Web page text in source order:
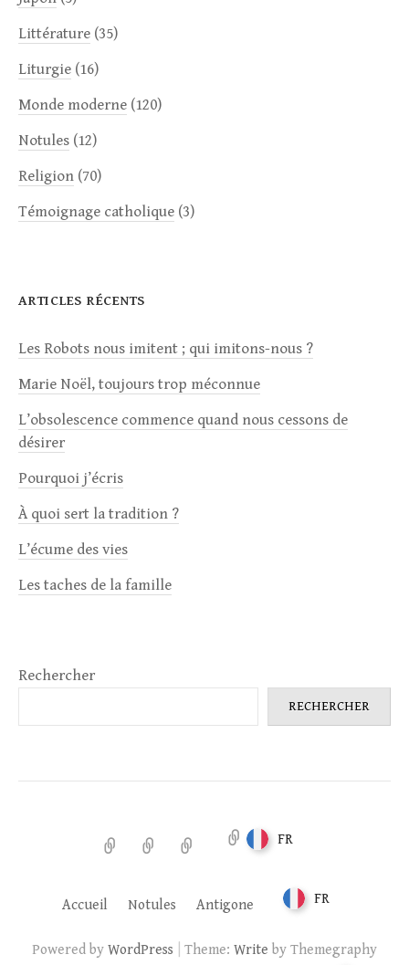
Littérature (35)
Liturgie (16)
Monde moderne (120)
Notules (12)
Religion (70)
Témoignage catholique (3)
ARTICLES RÉCENTS
Les Robots nous imitent ; qui imitons-nous ?
Marie Noël, toujours trop méconnue
L’obsolescence commence quand nous cessons de
désirer
Pourquoi j’écris
À quoi sert la tradition ?
L’écume des vies
Les taches de la famille
Rechercher
RECHERCHER
Accueil Notules Antigone FR
Accueil Notules Antigone FR
Powered by WordPress Theme: Write by Themegraphy